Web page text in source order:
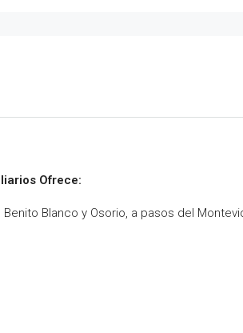
Ofrece:
Blanco y Osorio, a pasos del